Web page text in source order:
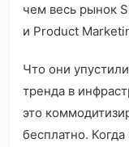
чем весь рынок
и Product
Что они
тренда в
это
бесплатно.